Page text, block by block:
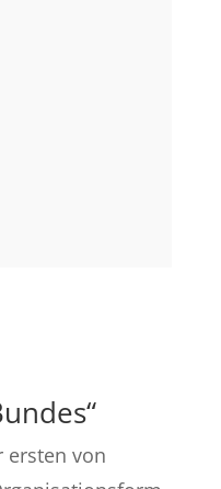
ersten von